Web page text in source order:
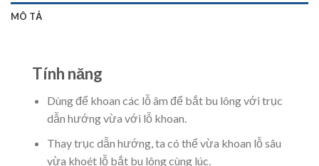
MÔ TẢ
Tính năng
Dùng để khoan các lỗ âm để bắt bu lông với trục
dẫn hướng vừa với lỗ khoan.
Thay trục dẫn hướng, ta có thể vừa khoan lỗ sâu
vừa khoét lỗ bắt bu lông cùng lúc.